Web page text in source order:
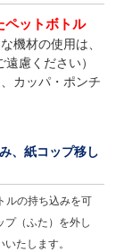
ットボトル
機材の使用は、
慮ください）
カッパ・ポンチ
、紙コップ移し
ルの持ち込みを可
（ふた）を外し
たします。